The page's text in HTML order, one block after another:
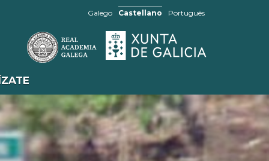
Galego Castellano Português